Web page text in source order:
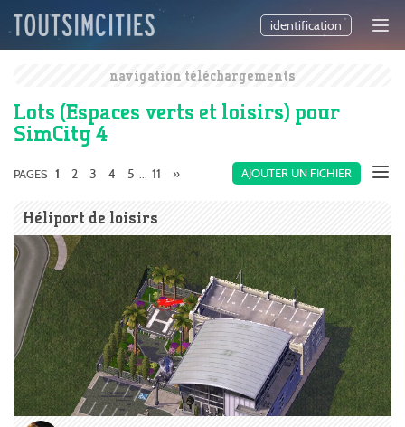
identification
navigation téléchargements
Lots (Espaces verts et loisirs) pour
SimCity 4
AJOUTER UN FICHIER
PAGES 1 2 3 4 5 ... 11 »
Héliport de loisirs